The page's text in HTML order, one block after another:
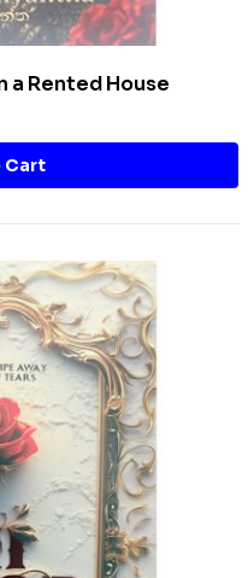
Rented House
Cart